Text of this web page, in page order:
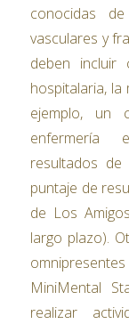
conocidas
vasculares y
deben incluir
hospitalaria, la
ejemplo, un
enfermería
resultados de
puntaje de
de Los
largo plazo).
MiniMental
realizar